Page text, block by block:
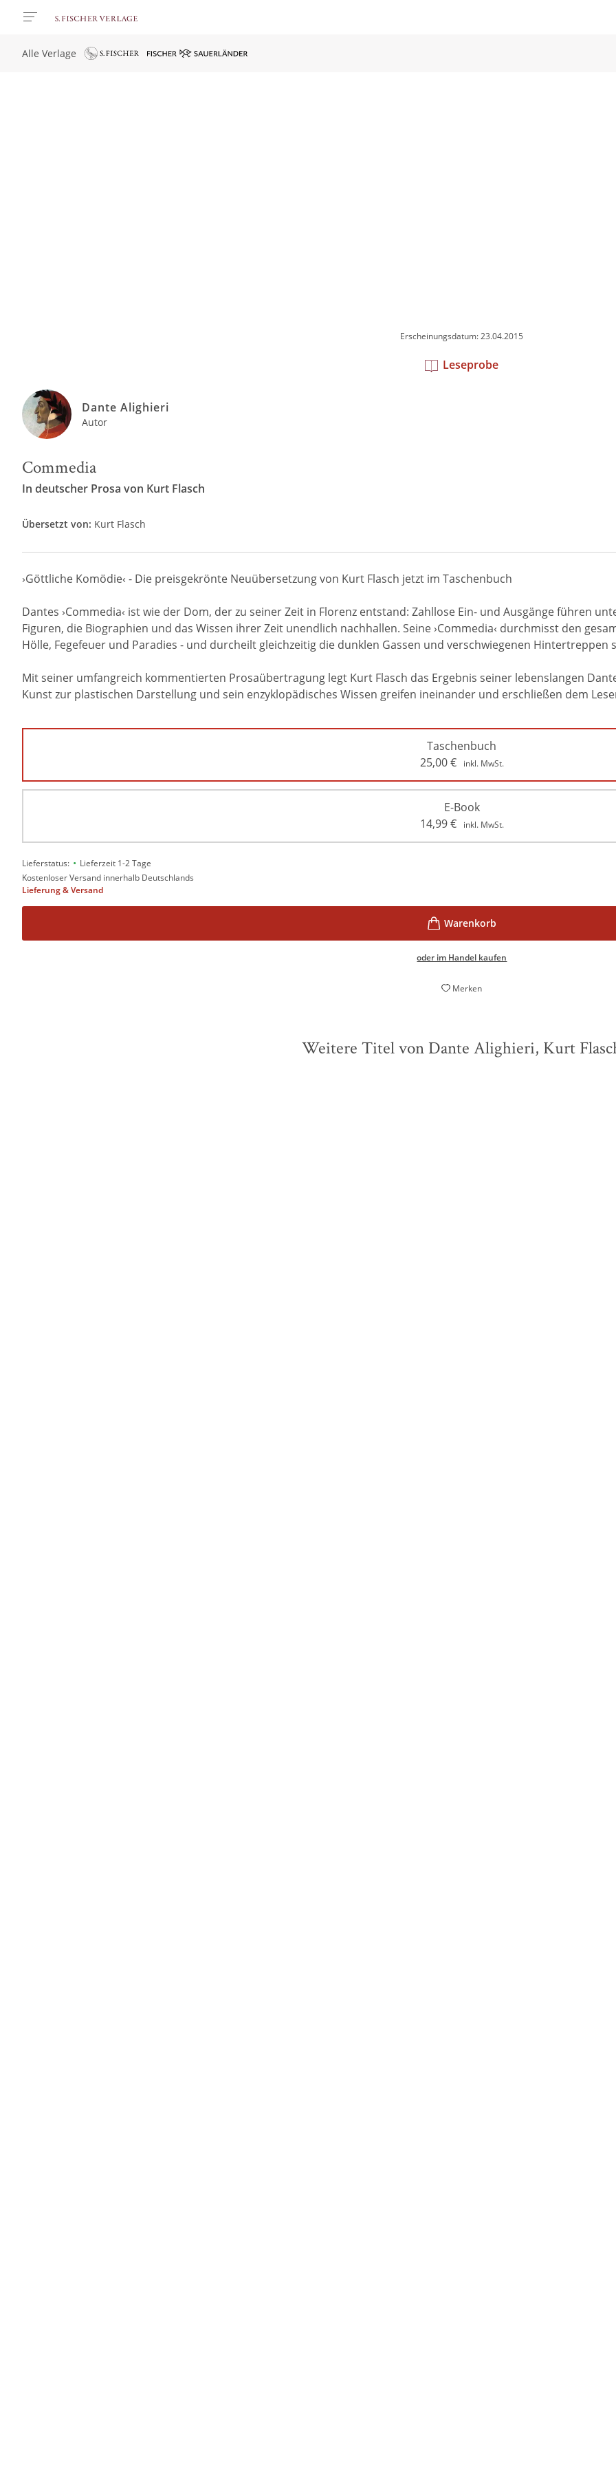
Alle Verlage
Erscheinungsdatum: 23.04.2015
Leseprobe
Dante Alighieri
Autor
Commedia
In deutscher Prosa von Kurt Flasch
Übersetzt von: Kurt Flasch
›Göttliche Komödie‹ - Die preisgekrönte Neuübersetzung von Kurt Flasch jetzt im Taschenbuch
Dantes ›Commedia‹ ist wie der Dom, der zu seiner Zeit in Florenz entstand: Zahllose Ein- und Ausgänge führen
Figuren, die Biographien und das Wissen ihrer Zeit unendlich nachhallen. Seine ›Commedia‹ durchmisst den
Hölle, Fegefeuer und Paradies - und durcheilt gleichzeitig die dunklen Gassen und verschwiegenen Hintertreppen
Mit seiner umfangreich kommentierten Prosaübertragung legt Kurt Flasch das Ergebnis seiner lebenslangen
Kunst zur plastischen Darstellung und sein enzyklopädisches Wissen greifen ineinander und erschließen dem
Taschenbuch
25,00€ inkl. MwSt.
E-Book
14,99€ inkl. MwSt.
Lieferstatus: • Lieferzeit 1-2 Tage
Kostenloser Versand innerhalb Deutschlands
Lieferung & Versand
oder im Handel kaufen
Merken
Weitere Titel von Dante Alighieri, Kurt